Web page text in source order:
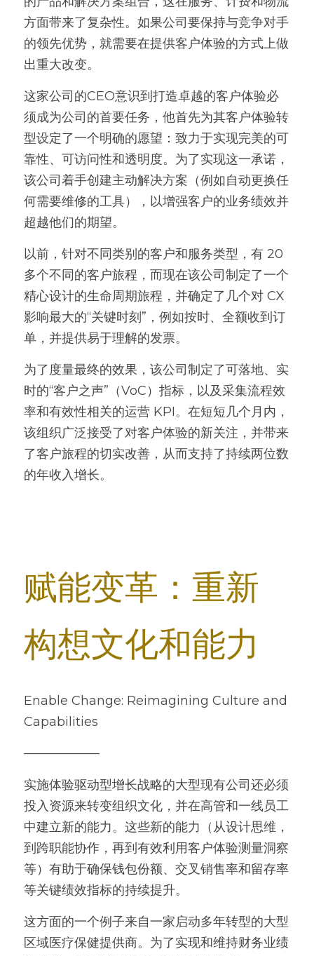
方面带来了复杂性。如果公司要保持与竞争对手
的领先优势，就需要在提供客户体验的方式上做
出重大改变。
这家公司的CEO意识到打造卓越的客户体验必
须成为公司的首要任务，他首先为其客户体验转
型设定了一个明确的愿望：致力于实现完美的可
靠性、可访问性和透明度。为了实现这一承诺，
该公司着手创建主动解决方案（例如自动更换任
何需要维修的工具），以增强客户的业务绩效并
超越他们的期望。
以前，针对不同类别的客户和服务类型，有 20
多个不同的客户旅程，而现在该公司制定了一个
精心设计的生命周期旅程，并确定了几个对 CX
影响最大的“关键时刻”，例如按时、全额收到订
单，并提供易于理解的发票。
为了度量最终的效果，该公司制定了可落地、实
时的“客户之声”（VoC）指标，以及采集流程效
率和有效性相关的运营 KPI。在短短几个月内，
该组织广泛接受了对客户体验的新关注，并带来
了客户旅程的切实改善，从而支持了持续两位数
的年收入增长。
赋能变革：重新
构想文化和能力
Enable Change: Reimagining Culture and
Capabilities
——————
实施体验驱动型增长战略的大型现有公司还必须
投入资源来转变组织文化，并在高管和一线员工
中建立新的能力。这些新的能力（从设计思维，
到跨职能协作，再到有效利用客户体验测量洞察
等）有助于确保钱包份额、交叉销售率和留存率
等关键绩效指标的持续提升。
这方面的一个例子来自一家启动多年转型的大型
区域医疗保健提供商。为了实现和维持财务业绩